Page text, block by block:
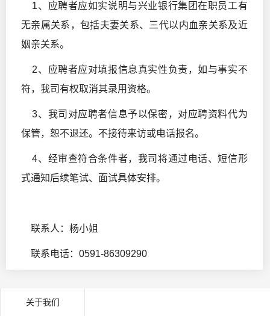
1、应聘者应如实说明与兴业银行集团在职员工有
无亲属关系，包括夫妻关系、三代以内血亲关系及近
姻亲关系。
2、应聘者应对填报信息真实性负责，如与事实不
符，我司有权取消其录用资格。
3、我司对应聘者信息予以保密，对应聘资料代为
保管，恕不退还。不接待来访或电话报名。
4、经审查符合条件者，我司将通过电话、短信形
式通知后续笔试、面试具体安排。
联系人：杨小姐
联系电话：0591-86309290
关于我们